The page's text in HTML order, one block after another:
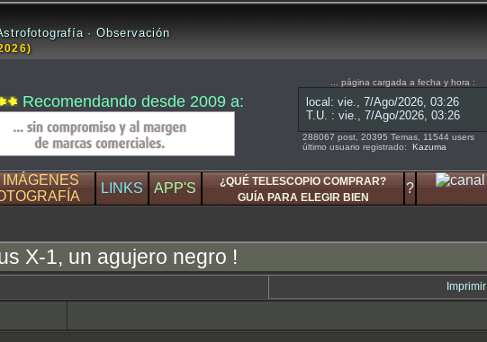
· Observación
Recomendando desde 2009 a:
... página cargada a fecha y hora :
288067 post, 20395 Temas, 11544 users
último usuario registrado: Kazuma
LINKS APP'S
¿QUÉ TELESCOPIO COMPRAR?
GUÍA PARA ELEGIR BIEN
?
X-1, un agujero negro !
Imprimir